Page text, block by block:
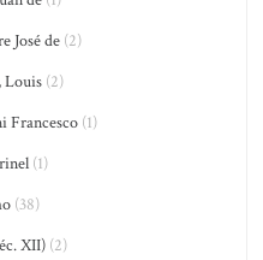
José de(2)
Louis (2)
Francesco(1)
(1)
(38)
XII)(2)